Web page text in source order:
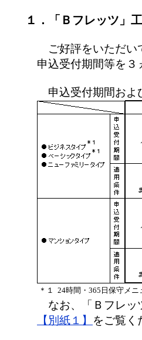
１．「Ｂフレッツ」
ご好評をいただい
申込受付期間等を３
申込受付期間およ
＊１ 24時間・365日保守メ
なお、「Ｂフレッ
【別紙１】 をご覧く